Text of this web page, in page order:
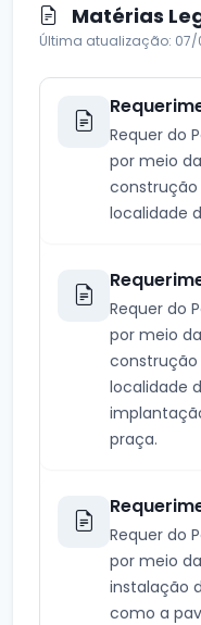
Matérias
Última atualização: 07/
Requer do
por meio
localidade
Requer do
por meio
localidade
praça.
Requer do
por meio
instalação
como a